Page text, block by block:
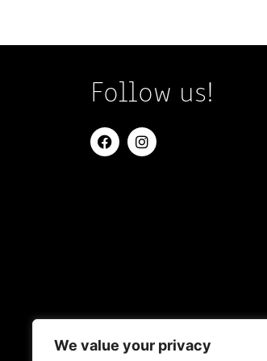
We value your privacy
Follow us!